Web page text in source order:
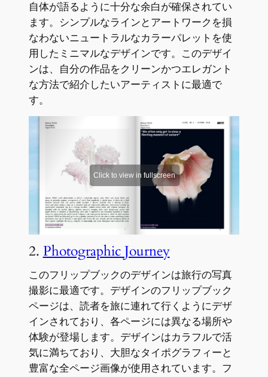
自体が語るように十分な余白が確保されてい
ます。シンプルなラインとアートワークを損
なわないニュートラルなカラーパレットを使
用したミニマルなデザインです。このデザイ
ンは、自分の作品をクリーンかつエレガント
な方法で紹介したいアーティストに最適で
す。
2. Photographic Journey
このフリップブックのデザインは旅行の写真
撮影に最適です。デザインのフリップブック
ページは、読者を旅に連れて行くようにデザ
インされており、各ページには異なる場所や
体験が登場します。デザインはカラフルで活
気に満ちており、大胆なタイポグラフィーと
豊富な全ページ画像が使用されています。フ